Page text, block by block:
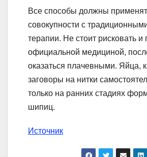
Все способы должны
совокупности с
терапии. Не стоит рисковать и
официальной медициной,
оказаться плачевными. Яйца,
заговоры на нитки
только на ранних стадиях
шипиц.
Источник